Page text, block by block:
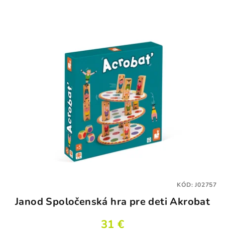
Janod Spoločenská hra pre deti Akrobat
31 €
KÓD:J02757